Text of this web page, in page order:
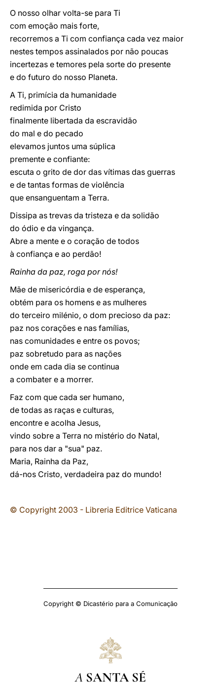
O nosso olhar volta-se para Ti
com emoção mais forte,
recorremos a Ti com confiança cada vez maior
nestes tempos assinalados por não poucas
incertezas e temores pela sorte do presente
e do futuro do nosso Planeta.
A Ti, primícia da humanidade
redimida por Cristo
finalmente libertada da escravidão
do mal e do pecado
elevamos juntos uma súplica
premente e confiante:
escuta o grito de dor das vítimas das guerras
e de tantas formas de violência
que ensanguentam a Terra.
Dissipa as trevas da tristeza e da solidão
do ódio e da vingança.
Abre a mente e o coração de todos
à confiança e ao perdão!
Rainha da paz, roga por nós!
Mãe de misericórdia e de esperança,
obtém para os homens e as mulheres
do terceiro milénio, o dom precioso da paz:
paz nos corações e nas famílias,
nas comunidades e entre os povos;
paz sobretudo para as nações
onde em cada dia se continua
a combater e a morrer.
Faz com que cada ser humano,
de todas as raças e culturas,
encontre e acolha Jesus,
vindo sobre a Terra no mistério do Natal,
para nos dar a "sua" paz.
Maria, Rainha da Paz,
dá-nos Cristo, verdadeira paz do mundo!
© Copyright 2003 - Libreria Editrice Vaticana
Copyright © Dicastério para a Comunicação
A SANTA SÉ